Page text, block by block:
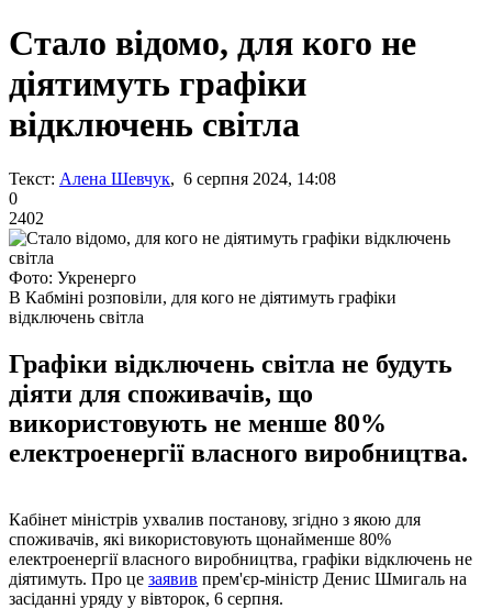
Стало відомо, для кого не
діятимуть графіки
відключень світла
Текст: Алена Шевчук, 6 серпня 2024, 14:08
0
2402
Фото: Укренерго
В Кабміні розповіли, для кого не діятимуть графіки
відключень світла
Графіки відключень світла не будуть
діяти для споживачів, що
використовують не менше 80%
електроенергії власного виробництва.
Кабінет міністрів ухвалив постанову, згідно з якою для
споживачів, які використовують щонайменше 80%
електроенергії власного виробництва, графіки відключень не
діятимуть. Про це заявив прем'єр-міністр Денис Шмигаль на
засіданні уряду у вівторок, 6 серпня.